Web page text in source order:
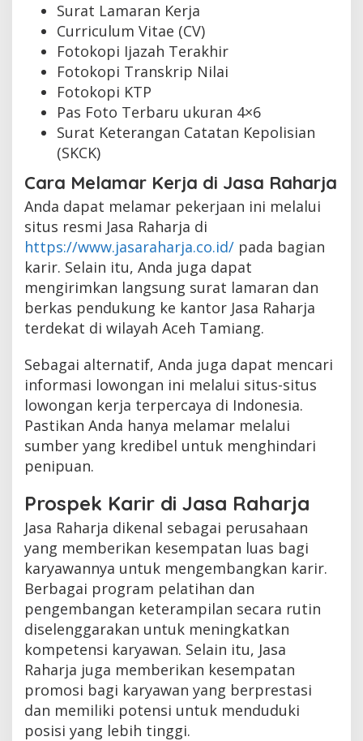
Surat Lamaran Kerja
Curriculum Vitae (CV)
Fotokopi Ijazah Terakhir
Fotokopi Transkrip Nilai
Fotokopi KTP
Pas Foto Terbaru ukuran 4×6
Surat Keterangan Catatan Kepolisian
(SKCK)
Cara Melamar Kerja di Jasa Raharja
Anda dapat melamar pekerjaan ini melalui
situs resmi Jasa Raharja di
https://www.jasaraharja.co.id/ pada bagian
karir. Selain itu, Anda juga dapat
mengirimkan langsung surat lamaran dan
berkas pendukung ke kantor Jasa Raharja
terdekat di wilayah Aceh Tamiang.
Sebagai alternatif, Anda juga dapat mencari
informasi lowongan ini melalui situs-situs
lowongan kerja terpercaya di Indonesia.
Pastikan Anda hanya melamar melalui
sumber yang kredibel untuk menghindari
penipuan.
Prospek Karir di Jasa Raharja
Jasa Raharja dikenal sebagai perusahaan
yang memberikan kesempatan luas bagi
karyawannya untuk mengembangkan karir.
Berbagai program pelatihan dan
pengembangan keterampilan secara rutin
diselenggarakan untuk meningkatkan
kompetensi karyawan. Selain itu, Jasa
Raharja juga memberikan kesempatan
promosi bagi karyawan yang berprestasi
dan memiliki potensi untuk menduduki
posisi yang lebih tinggi.